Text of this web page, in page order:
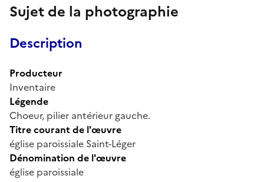
Sujet de la photographie
Description
Producteur
Inventaire
Légende
Choeur, pilier antérieur gauche.
Titre courant de l'œuvre
église paroissiale Saint-Léger
Dénomination de l'œuvre
église paroissiale